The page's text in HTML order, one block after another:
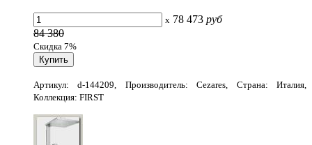
x 78 473 руб
84 380
Скидка 7%
Артикул: d-144209, Производитель: Cezares, Страна: Италия,
Коллекция: FIRST